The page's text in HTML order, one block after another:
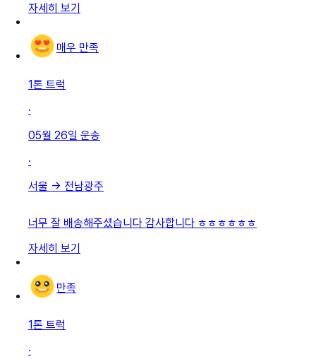
자세히 보기
매우 만족
1톤 트럭
·
05월 26일 운송
·
서울 → 전남광주
너무 잘 배송해주셨습니다 감사합니다 ㅎㅎㅎㅎㅎㅎ
자세히 보기
만족
1톤 트럭
·